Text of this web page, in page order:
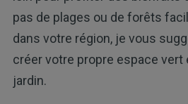
pas de plages ou de forêts
dans votre région, je vous
créer votre propre espace vert
jardin.